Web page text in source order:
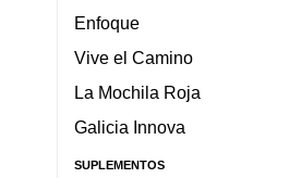
Enfoque
Vive el Camino
La Mochila Roja
Galicia Innova
SUPLEMENTOS